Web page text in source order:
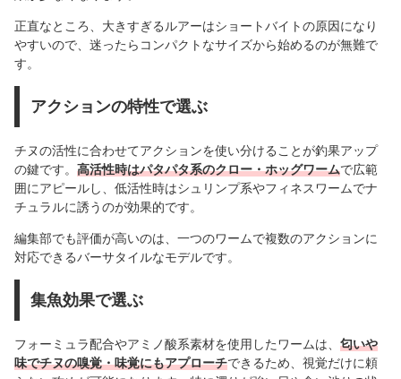
正直なところ、大きすぎるルアーはショートバイトの原因になり
やすいので、迷ったらコンパクトなサイズから始めるのが無難で
す。
アクションの特性で選ぶ
チヌの活性に合わせてアクションを使い分けることが釣果アップ
の鍵です。 高活性時はパタパタ系のクロー・ホッグワームで広範
囲にアピールし、低活性時はシュリンプ系やフィネスワームでナ
チュラルに誘うのが効果的です。
編集部でも評価が高いのは、一つのワームで複数のアクションに
対応できるバーサタイルなモデルです。
集魚効果で選ぶ
フォーミュラ配合やアミノ酸系素材を使用したワームは、 匂いや
味でチヌの嗅覚・味覚にもアプローチできるため、視覚だけに頼